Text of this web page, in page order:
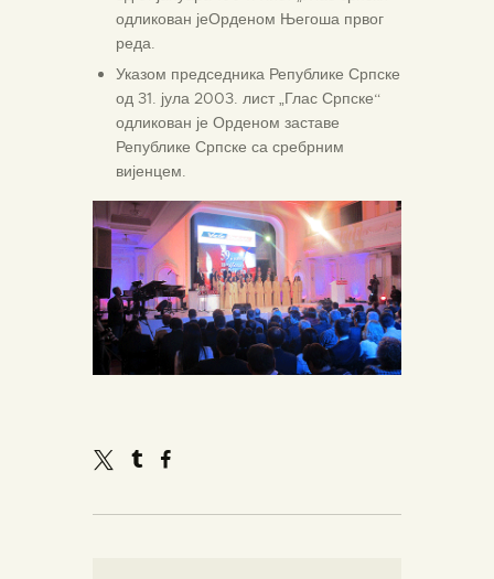
одликован јеОрденом Његоша првог
реда.
Указом председника Републике Српске
од 31. јула 2003. лист „Глас Српске“
одликован је Орденом заставе
Републике Српске са сребрним
вијенцем.